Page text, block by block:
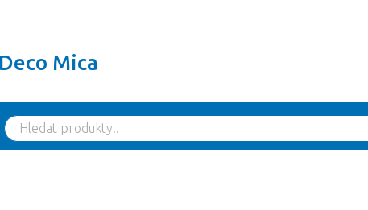
Deco Mica